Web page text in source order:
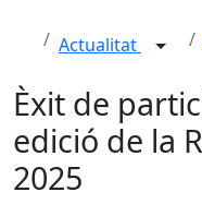
Actualitat
Èxit de
edició de la
2025